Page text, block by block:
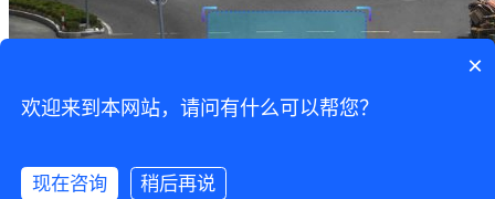
×
欢迎来到本网站，请问有什么可以帮您？
现在咨询 稍后再说